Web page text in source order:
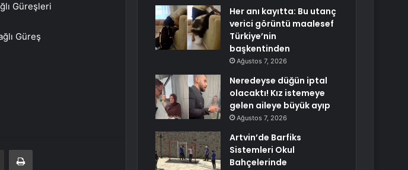
Güreşleri
Güreş
E-Posta ile paylaş Yazdır
Her anı kayıtta: Bu utanç
verici görüntü maalesef
Türkiye’nin
başkentinden
Ağustos 7, 2026
Neredeyse düğün iptal
olacaktı! Kız istemeye
gelen aileye büyük ayıp
Ağustos 7, 2026
Artvin’de Barfiks
Sistemleri Okul
Bahçelerinde